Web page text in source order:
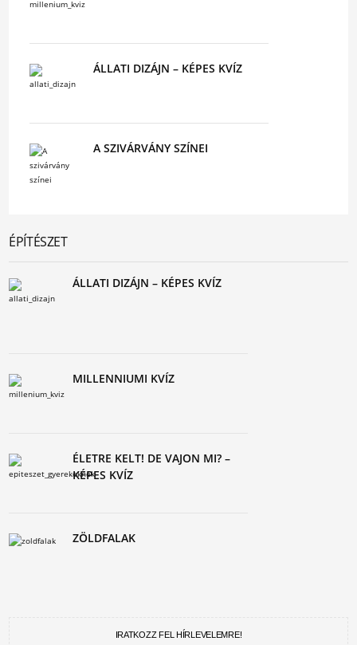
ÁLLATI DIZÁJN – KÉPES KVÍZ
A SZIVÁRVÁNY SZÍNEI
ÉPÍTÉSZET
ÁLLATI DIZÁJN – KÉPES KVÍZ
MILLENNIUMI KVÍZ
ÉLETRE KELT! DE VAJON MI? –
KÉPES KVÍZ
ZÖLDFALAK
IRATKOZZ FEL HÍRLEVELEMRE!